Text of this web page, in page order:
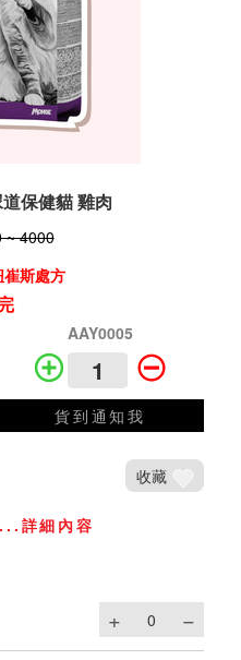
保健貓 雞肉
~ 4000
斯處方
AAY0005
貨到通知我
收藏
...詳細內容